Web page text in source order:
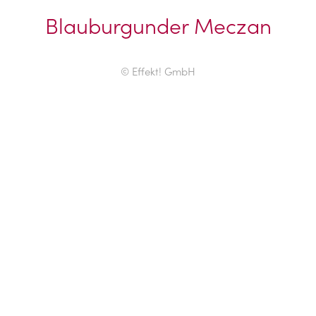
Blauburgunder Meczan
© Effekt! GmbH